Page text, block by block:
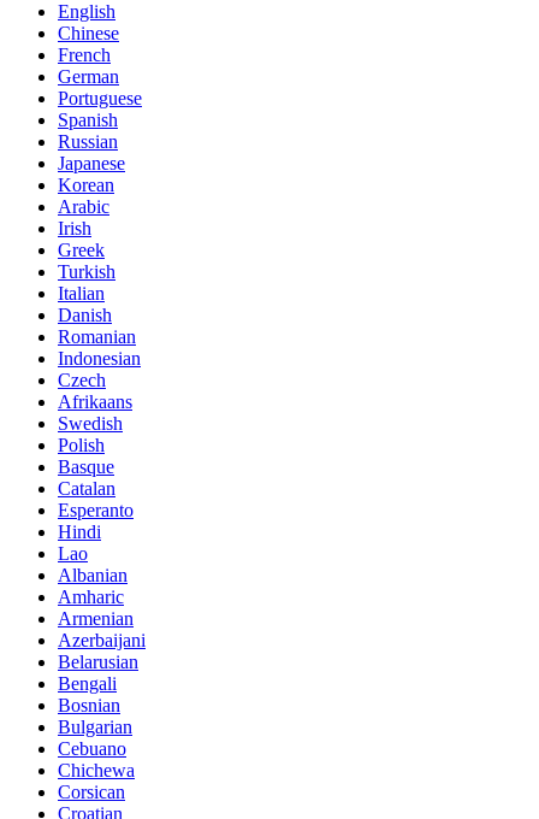
English
Chinese
French
German
Portuguese
Spanish
Russian
Japanese
Korean
Arabic
Irish
Greek
Turkish
Italian
Danish
Romanian
Indonesian
Czech
Afrikaans
Swedish
Polish
Basque
Catalan
Esperanto
Hindi
Lao
Albanian
Amharic
Armenian
Azerbaijani
Belarusian
Bengali
Bosnian
Bulgarian
Cebuano
Chichewa
Corsican
Croatian